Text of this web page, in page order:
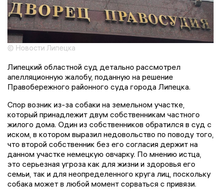
© Новости Липецка
Липецкий областной суд детально рассмотрел
апелляционную жалобу, поданную на решение
Правобережного районного суда города Липецка.
Спор возник из-за собаки на земельном участке,
который принадлежит двум собственникам частного
жилого дома. Один из собственников обратился в суд с
иском, в котором выразил недовольство по поводу того,
что второй собственник без его согласия держит на
данном участке немецкую овчарку. По мнению истца,
это серьезная угроза как для жизни и здоровья его
семьи, так и для неопределенного круга лиц, поскольку
собака может в любой момент сорваться с привязи.